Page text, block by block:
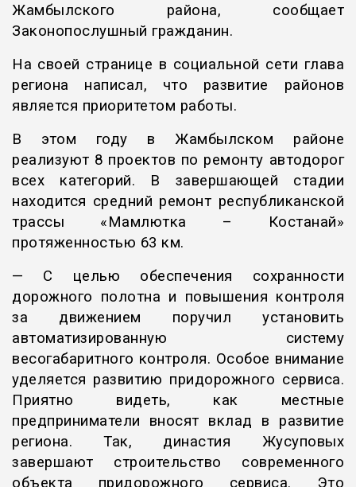
Жамбылского района, сообщает
Законопослушный гражданин.
На своей странице в социальной сети глава
региона написал, что развитие районов
является приоритетом работы.
В этом году в Жамбылском районе
реализуют 8 проектов по ремонту автодорог
всех категорий. В завершающей стадии
находится средний ремонт республиканской
трассы «Мамлютка – Костанай»
протяженностью 63 км.
— С целью обеспечения сохранности
дорожного полотна и повышения контроля
за движением поручил установить
автоматизированную систему
весогабаритного контроля. Особое внимание
уделяется развитию придорожного сервиса.
Приятно видеть, как местные
предприниматели вносят вклад в развитие
региона. Так, династия Жусуповых
завершают строительство современного
объекта придорожного сервиса. Это